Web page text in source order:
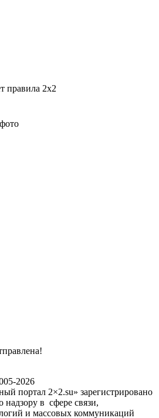
правила 2x2
2026
портал 2×2.su» зарегистрировано
в сфере связи,
и массовых коммуникаций